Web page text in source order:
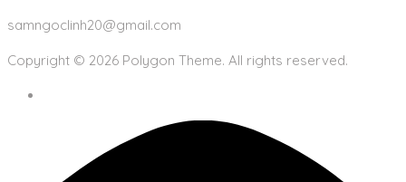
samngoclinh20@gmail.com
Copyright © 2026 Polygon Theme. All rights reserved.